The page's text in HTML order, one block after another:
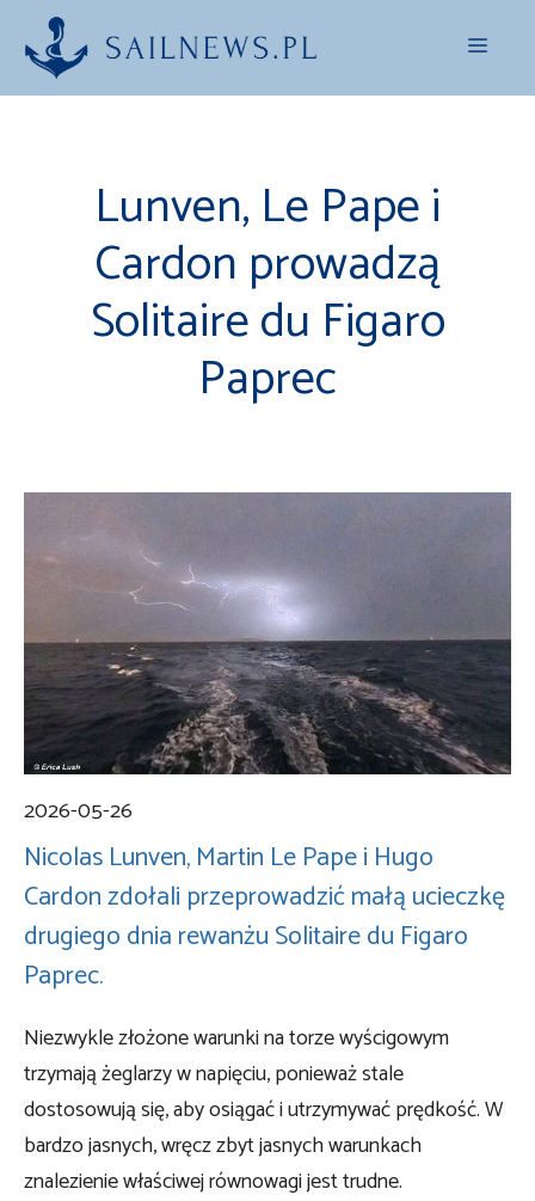
Przejdź
treści
Menu
Lunven, Le Pape i
Cardon prowadzą
Solitaire du Figaro
Paprec
2026-05-26
Nicolas Lunven, Martin Le Pape i Hugo
Cardon zdołali przeprowadzić małą ucieczkę
drugiego dnia rewanżu Solitaire du Figaro
Paprec.
Niezwykle złożone warunki na torze wyścigowym
trzymają żeglarzy w napięciu, ponieważ stale
dostosowują się, aby osiągać i utrzymywać prędkość. W
bardzo jasnych, wręcz zbyt jasnych warunkach
znalezienie właściwej równowagi jest trudne.